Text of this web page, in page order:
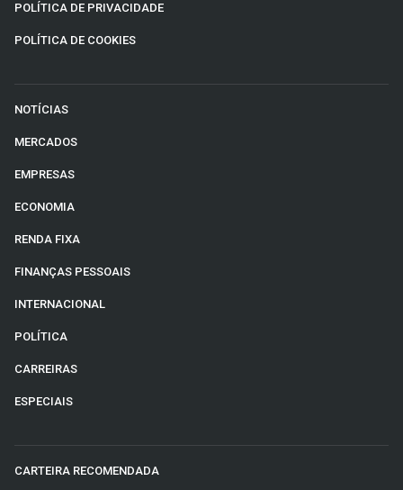
POLÍTICA DE PRIVACIDADE
POLÍTICA DE COOKIES
NOTÍCIAS
MERCADOS
EMPRESAS
ECONOMIA
RENDA FIXA
FINANÇAS PESSOAIS
INTERNACIONAL
POLÍTICA
CARREIRAS
ESPECIAIS
CARTEIRA RECOMENDADA